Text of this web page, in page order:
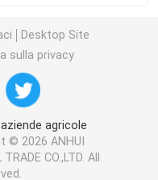
Desktop Site
sulla privacy
agricole
© 2026 ANHUI
CO.,LTD. All